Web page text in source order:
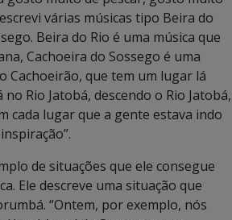
várias músicas tipo Beira do
Beira do Rio é uma música que
Cachoeira do Sossego é uma
Cachoeirão, que tem um lugar lá
Rio Jatobá, descendo o Rio Jatobá,
cada lugar que a gente estava indo
de situações que ele consegue
Ele descreve uma situação que
“Ontem, por exemplo, nós